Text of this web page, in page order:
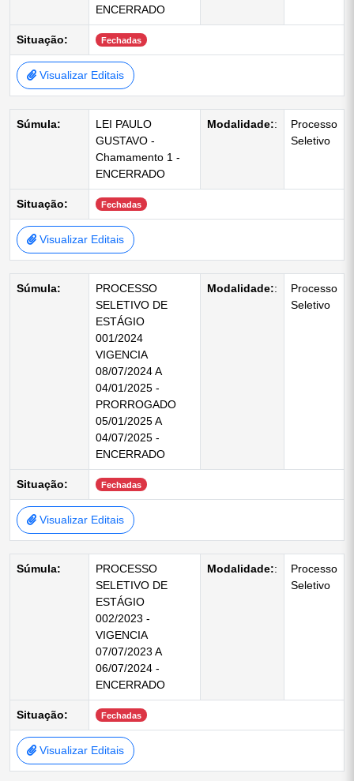
ENCERRADO
Situação: Fechadas
Visualizar Editais
Súmula:
LEI PAULO
GUSTAVO -
Chamamento 1 -
ENCERRADO
Modalidade::
Processo
Seletivo
Situação: Fechadas
Visualizar Editais
Súmula:
PROCESSO
SELETIVO DE
ESTÁGIO
001/2024
VIGENCIA
08/07/2024 A
04/01/2025 -
PRORROGADO
05/01/2025 A
04/07/2025 -
ENCERRADO
Modalidade::
Processo
Seletivo
Situação: Fechadas
Visualizar Editais
Súmula:
PROCESSO
SELETIVO DE
ESTÁGIO
002/2023 -
VIGENCIA
07/07/2023 A
06/07/2024 -
ENCERRADO
Modalidade::
Processo
Seletivo
Situação: Fechadas
Visualizar Editais